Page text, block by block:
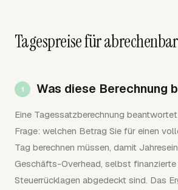
Tagespreise für
Was diese Berechnung
Eine Tagessatzberechnung
Frage: welchen Betrag Sie für einen
Tag berechnen müssen, damit
Geschäfts-Overhead, selbst
Steuerrücklagen abgedeckt sind. Das